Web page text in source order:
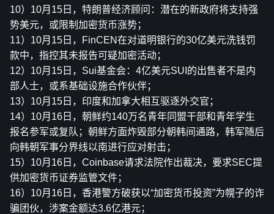
10）10月15日，特朗普经济顾问：潜在的新政府将支持强
势美元，或限制加密货币涨势；
11）10月15日，FinCEN在对道明银行的30亿美元洗钱罚
款中，指控其未报告可疑加密活动；
12）10月15日，Sui基金会：4亿美元SUI的出售者不是内
部人士，或系基础设施合作伙伴；
13）10月15日，印度和加拿大相互驱逐外交官；
14）10月16日，朝鲜约140万名青年同盟干部和青年学生
报名参军或复队；朝鲜方面炸毁部分朝韩间通路，韩军随后
向韩朝军事分界线以南进行应对射击；
15）10月16日，Coinbase请求法院作出裁决，要求SEC提
供加密货币证券监管文件；
16）10月16日，香港警方破获以“加密货币投资”为幌子的诈
骗团伙，涉案金额达3.6亿港元；